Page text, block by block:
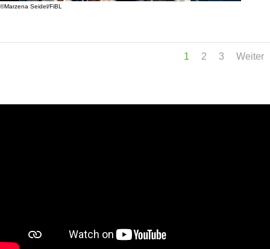
©Marzena Seidel/FiBL
1 2 3 Weiter